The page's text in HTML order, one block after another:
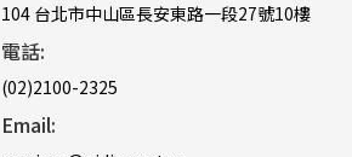
104 台北市中山區長安東路一段27號10樓
電話:
(02)2100-2325
Email: